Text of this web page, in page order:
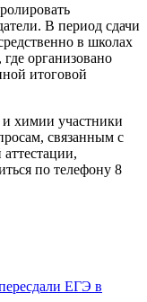
В период сдачи
в школах
организовано
итоговой
и химии участники
связанным с
по телефону 8